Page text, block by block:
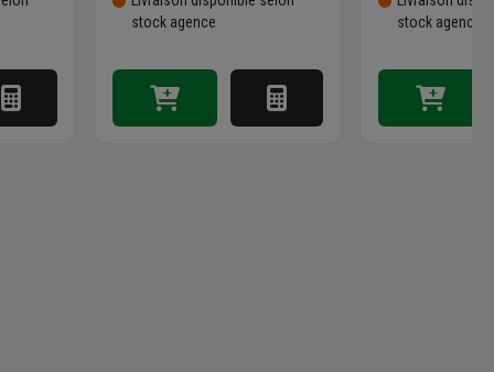
stock agence
stock agence